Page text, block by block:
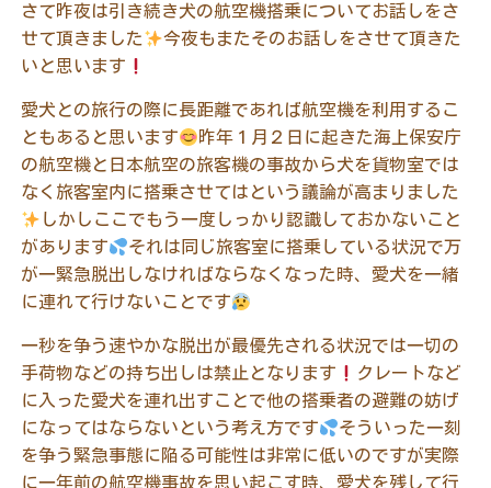
さて昨夜は引き続き犬の航空機搭乗についてお話しをさ
せて頂きました
今夜もまたそのお話しをさせて頂きた
いと思います
愛犬との旅行の際に長距離であれば航空機を利用するこ
ともあると思います
昨年１月２日に起きた海上保安庁
の航空機と日本航空の旅客機の事故から犬を貨物室では
なく旅客室内に搭乗させてはという議論が高まりました
しかしここでもう一度しっかり認識しておかないこと
があります
それは同じ旅客室に搭乗している状況で万
が一緊急脱出しなければならなくなった時、愛犬を一緒
に連れて行けないことです
一秒を争う速やかな脱出が最優先される状況では一切の
手荷物などの持ち出しは禁止となります
クレートなど
に入った愛犬を連れ出すことで他の搭乗者の避難の妨げ
になってはならないという考え方です
そういった一刻
を争う緊急事態に陥る可能性は非常に低いのですが実際
に一年前の航空機事故を思い起こす時、愛犬を残して行